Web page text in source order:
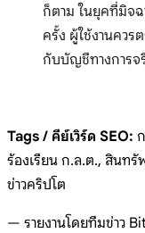
ก็ตาม ในยุคที่มิจ
ครั้ง ผู้ใช้งานควร
กับบัญชีทางการจ
Tags / คีย์เวิร์ด SEO:
ร้องเรียน ก.ล.ต., สินท
ข่าวคริปโต
— รายงานโดยทีมข่าว